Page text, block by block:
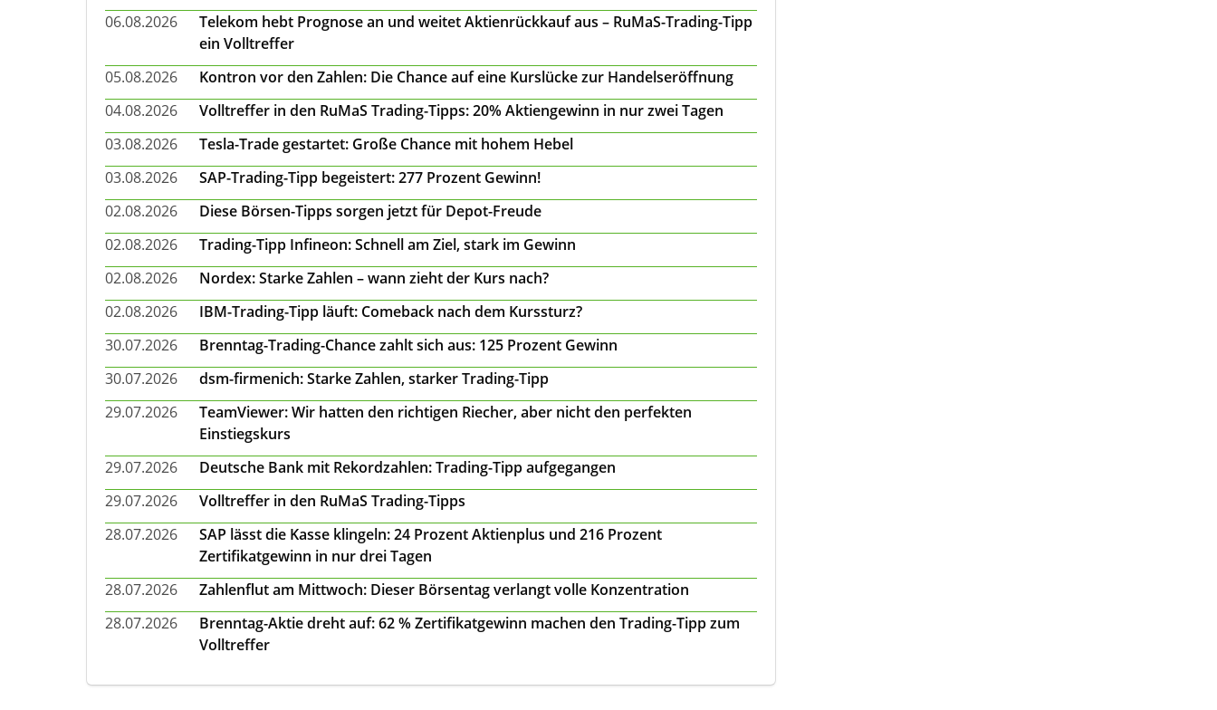
06.08.2026
Telekom hebt Prognose an und weitet Aktienrückkauf aus – RuMaS-Trading-Tipp
ein Volltreffer
05.08.2026
Kontron vor den Zahlen: Die Chance auf eine Kurslücke zur Handelseröffnung
04.08.2026
Volltreffer in den RuMaS Trading-Tipps: 20% Aktiengewinn in nur zwei Tagen
03.08.2026
Tesla-Trade gestartet: Große Chance mit hohem Hebel
03.08.2026
SAP-Trading-Tipp begeistert: 277 Prozent Gewinn!
02.08.2026
Diese Börsen-Tipps sorgen jetzt für Depot-Freude
02.08.2026
Trading-Tipp Infineon: Schnell am Ziel, stark im Gewinn
02.08.2026
Nordex: Starke Zahlen – wann zieht der Kurs nach?
02.08.2026
IBM-Trading-Tipp läuft: Comeback nach dem Kurssturz?
30.07.2026
Brenntag-Trading-Chance zahlt sich aus: 125 Prozent Gewinn
30.07.2026
dsm-firmenich: Starke Zahlen, starker Trading-Tipp
29.07.2026
TeamViewer: Wir hatten den richtigen Riecher, aber nicht den perfekten
Einstiegskurs
29.07.2026
Deutsche Bank mit Rekordzahlen: Trading-Tipp aufgegangen
29.07.2026
Volltreffer in den RuMaS Trading-Tipps
28.07.2026
SAP lässt die Kasse klingeln: 24 Prozent Aktienplus und 216 Prozent
Zertifikatgewinn in nur drei Tagen
28.07.2026
Zahlenflut am Mittwoch: Dieser Börsentag verlangt volle Konzentration
28.07.2026
Brenntag-Aktie dreht auf: 62 % Zertifikatgewinn machen den Trading-Tipp zum
Volltreffer